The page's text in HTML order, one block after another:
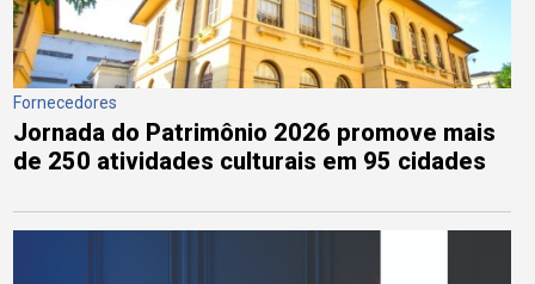
Fornecedores
Jornada do Patrimônio 2026 promove mais
de 250 atividades culturais em 95 cidades